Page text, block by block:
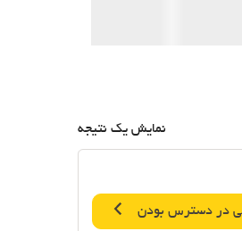
نمایش یک نتیجه
در دسترس بودن